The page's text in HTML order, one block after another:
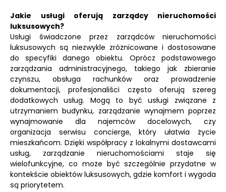
Jakie usługi oferują zarządcy nieruchomości
luksusowych?
Usługi świadczone przez zarządców nieruchomości
luksusowych są niezwykle zróżnicowane i dostosowane
do specyfiki danego obiektu. Oprócz podstawowego
zarządzania administracyjnego, takiego jak zbieranie
czynszu, obsługa rachunków oraz prowadzenie
dokumentacji, profesjonaliści często oferują szereg
dodatkowych usług. Mogą to być usługi związane z
utrzymaniem budynku, zarządzanie wynajmem poprzez
wynajmowanie dla najemców docelowych, czy
organizacja serwisu concierge, który ułatwia życie
mieszkańcom. Dzięki współpracy z lokalnymi dostawcami
usług, zarządzanie nieruchomościami staje się
wielofunkcyjne, co może być szczególnie przydatne w
kontekście obiektów luksusowych, gdzie komfort i wygoda
są priorytetem.